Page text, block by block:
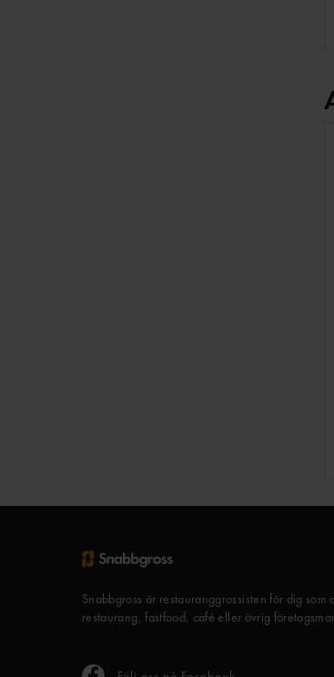
Snabbgross är restauranggrossisten för dig som
restaurang, fastfood, café eller övrig